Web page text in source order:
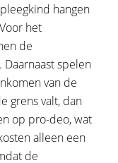
hangen
het
de
spelen
van de
grens valt, dan
op pro-deo, wat
alleen een
de